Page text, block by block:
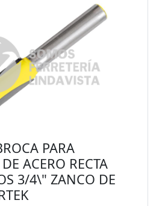
PARA
ACERO RECTA
3/4\" ZANCO DE